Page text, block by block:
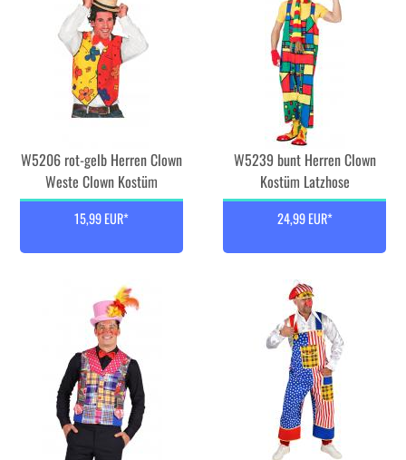
W5206 rot-gelb Herren Clown
Weste Clown Kostüm
15,99 EUR*
W5239 bunt Herren Clown
Kostüm Latzhose
24,99 EUR*